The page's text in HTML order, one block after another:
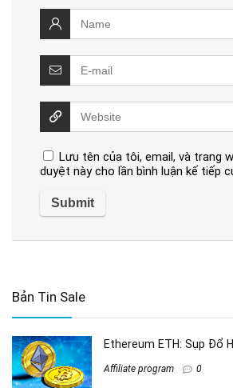
Lưu tên của tôi, email, và trang
duyệt này cho lần bình luận kế tiếp
Bản Tin Sale
Ethereum ETH: Sụp Đổ
Affiliate program 0